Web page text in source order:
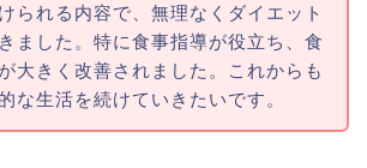
られる内容で、無理なくダイエット
ました。特に食事指導が役立ち、食
大きく改善されました。これからも
な生活を続けていきたいです。